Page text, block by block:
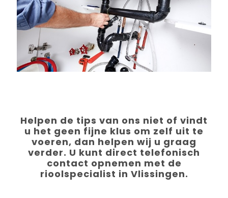
Helpen de tips van ons niet of vindt
u het geen fijne klus om zelf uit te
voeren, dan helpen wij u graag
verder. U kunt direct telefonisch
contact opnemen met de
rioolspecialist in Vlissingen.